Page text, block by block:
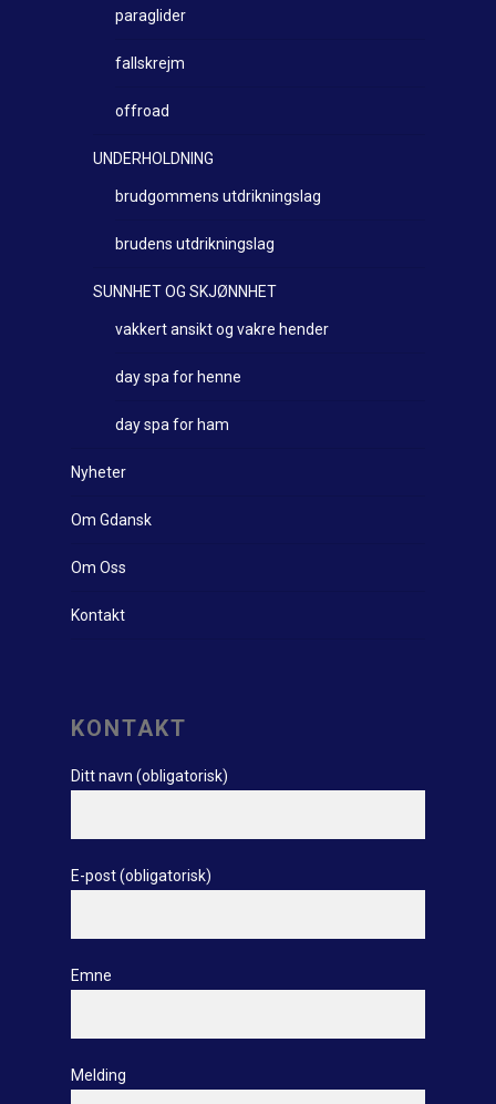
paraglider
fallskrejm
offroad
UNDERHOLDNING
brudgommens utdrikningslag
brudens utdrikningslag
SUNNHET OG SKJØNNHET
vakkert ansikt og vakre hender
day spa for henne
day spa for ham
Nyheter
Om Gdansk
Om Oss
Kontakt
KONTAKT
Ditt navn (obligatorisk)
E-post (obligatorisk)
Emne
Melding